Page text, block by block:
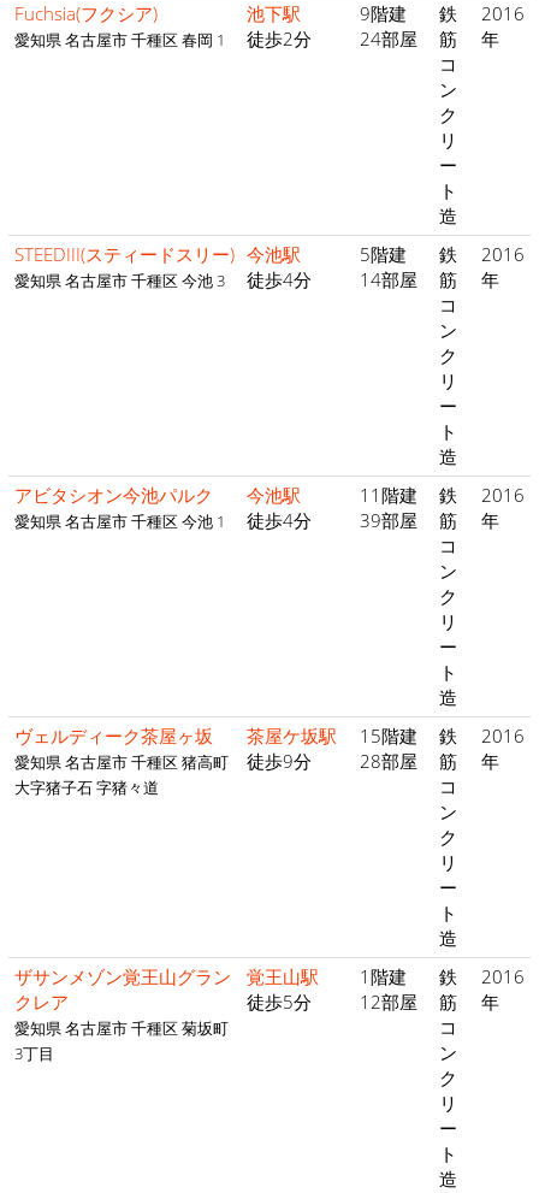
Fuchsia(フクシア)
愛知県 名古屋市 千種区 春岡 1
池下駅
徒歩2分
9階建
24部屋
鉄
筋
コ
ン
ク
リ
ー
ト
造
2016
年
STEEDIII(スティードスリー)
愛知県 名古屋市 千種区 今池 3
今池駅
徒歩4分
5階建
14部屋
鉄
筋
コ
ン
ク
リ
ー
ト
造
2016
年
アビタシオン今池パルク
愛知県 名古屋市 千種区 今池 1
今池駅
徒歩4分
11階建
39部屋
鉄
筋
コ
ン
ク
リ
ー
ト
造
2016
年
ヴェルディーク茶屋ヶ坂
愛知県 名古屋市 千種区 猪高町
大字猪子石 字猪々道
茶屋ケ坂駅
徒歩9分
15階建
28部屋
鉄
筋
コ
ン
ク
リ
ー
ト
造
2016
年
ザサンメゾン覚王山グラン
クレア
愛知県 名古屋市 千種区 菊坂町
3丁目
覚王山駅
徒歩5分
1階建
12部屋
鉄
筋
コ
ン
ク
リ
ー
ト
造
2016
年